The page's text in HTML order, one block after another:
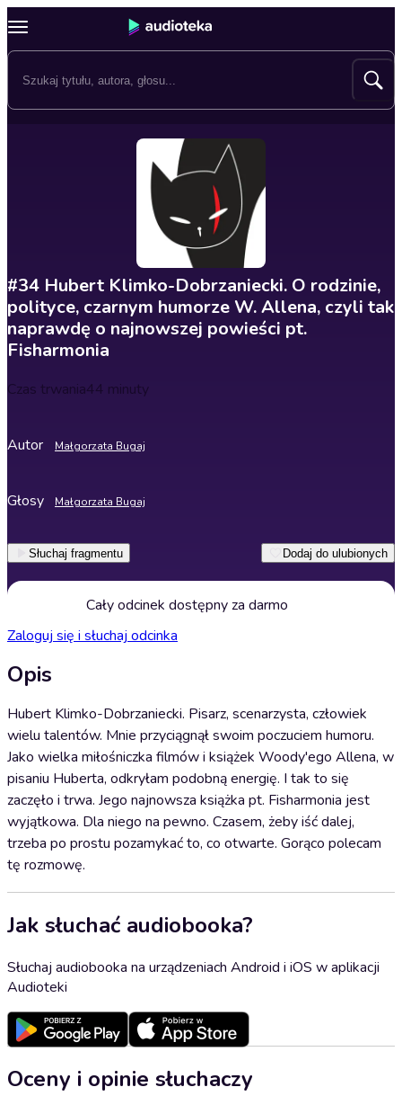
#34 Hubert Klimko-Dobrzaniecki. O rodzinie,
polityce, czarnym humorze W. Allena, czyli tak
naprawdę o najnowszej powieści pt.
Fisharmonia
Czas trwania44 minuty
Autor Małgorzata Bugaj
Głosy Małgorzata Bugaj
Słuchaj fragmentu Dodaj do ulubionych
Cały odcinek dostępny za darmo
Zaloguj się i słuchaj odcinka
Opis
Hubert Klimko-Dobrzaniecki. Pisarz, scenarzysta, człowiek
wielu talentów. Mnie przyciągnął swoim poczuciem humoru.
Jako wielka miłośniczka filmów i książek Woody'ego Allena, w
pisaniu Huberta, odkryłam podobną energię. I tak to się
zaczęło i trwa. Jego najnowsza książka pt. Fisharmonia jest
wyjątkowa. Dla niego na pewno. Czasem, żeby iść dalej,
trzeba po prostu pozamykać to, co otwarte. Gorąco polecam
tę rozmowę.
Jak słuchać audiobooka?
Słuchaj audiobooka na urządzeniach Android i iOS w aplikacji
Audioteki
Oceny i opinie słuchaczy